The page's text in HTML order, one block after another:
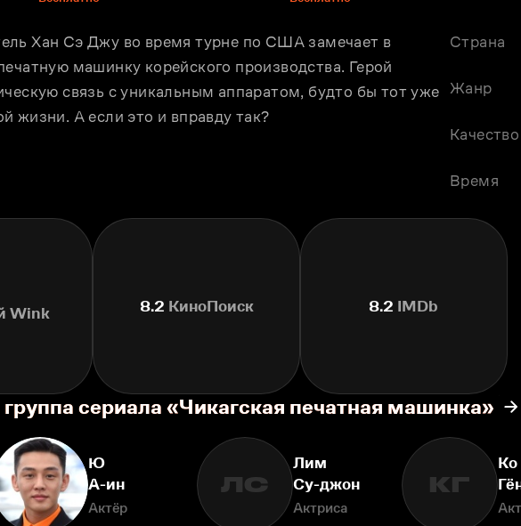
Хан Сэ Джу во время турне по США замечает в
машинку корейского производства. Герой
связь с уникальным аппаратом, будто бы тот уже
жизни. А если это и вправду так?
Страна
Жанр
Качество
Время
Wink
8.2 КиноПоиск 8.2 IMDb
сериала «Чикагская печатная машинка»
Ю
А-ин
Актёр
ЛС
Лим
Су-джон
Актриса
КГ
Ко